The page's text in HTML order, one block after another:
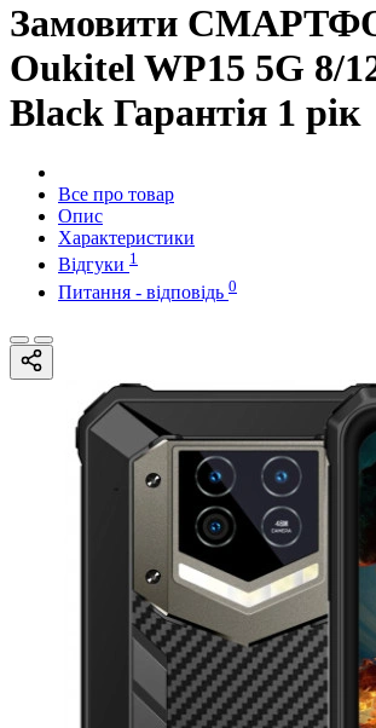
Замовити
Oukitel WP15 5G 8/
Black Гарантія 1 рік
Все про товар
Опис
Характеристики
Відгуки 1
Питання - відповідь 0